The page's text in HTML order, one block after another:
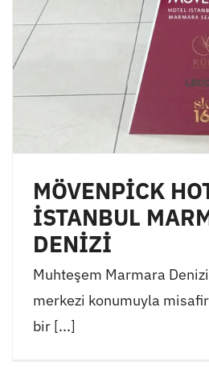
MÖVENPİCK
İSTANBUL
DENİZİ
Muhteşem Marmara
merkezi konumuyla
bir [...]